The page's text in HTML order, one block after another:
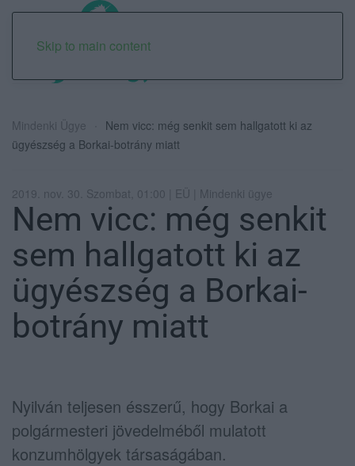
Skip to main content
Mindenki Ügye
Nem vicc: még senkit sem hallgatott ki az
ügyészség a Borkai-botrány miatt
2019. nov. 30. Szombat, 01:00 | EÜ | Mindenki ügye
Nem vicc: még senkit
sem hallgatott ki az
ügyészség a Borkai-
botrány miatt
Nyilván teljesen ésszerű, hogy Borkai a
polgármesteri jövedelméből mulatott
konzumhölgyek társaságában.